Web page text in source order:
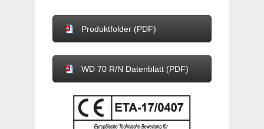
Produktfolder (PDF)
WD 70 R/N Datenblatt (PDF)